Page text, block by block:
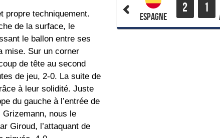
propre techniquement.
de la surface, le
le ballon entre ses
mise. Sur un corner
de tête au second
de jeu, 2-0. La suite de
à leur solidité. Juste
du gauche à l’entrée de
nous le
Giroud, l’attaquant de
Espagne
2 1